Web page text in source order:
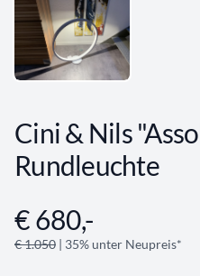
Cini & Nils
Rundleuchte
Angebotsinformationen
€ 680,-
€ 1.050 | 35% unter Neupreis*